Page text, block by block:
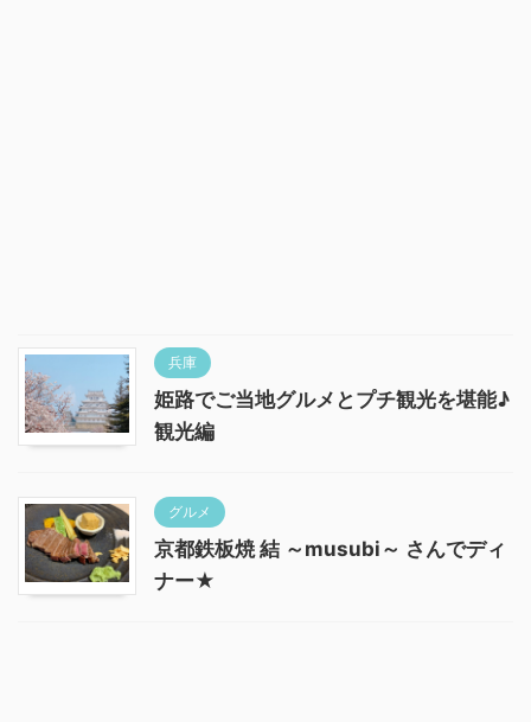
兵庫
姫路でご当地グルメとプチ観光を堪能♪
観光編
グルメ
京都鉄板焼 結 ～musubi～ さんでディ
ナー★